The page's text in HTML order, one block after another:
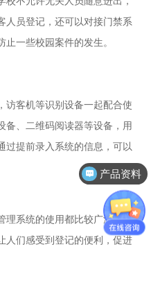
人员登记，还可以对接门禁系
一些校园案件的发生。
访客机等识别设备一起配合使
备、二维码阅读器等设备，用
过提前录入系统的信息，可以
理系统的使用都比较广泛，不
人们感受到登记的便利，促进
产品资料
系统部署方式